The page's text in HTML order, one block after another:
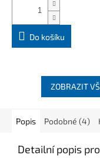
Do košíku
ZOBRAZIT
Popis Podobné (4)
Detailní popis